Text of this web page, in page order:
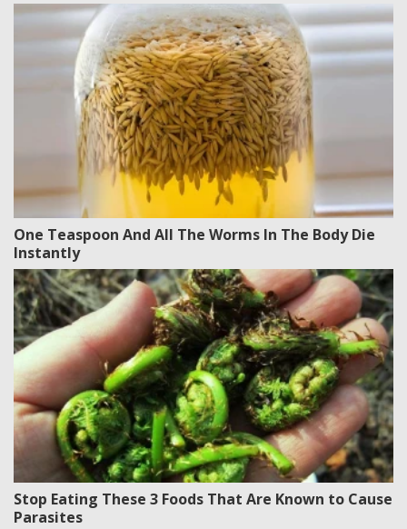
One Teaspoon And All The Worms In The Body Die
Instantly
Stop Eating These 3 Foods That Are Known to Cause
Parasites